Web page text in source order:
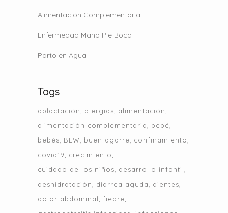
Alimentación Complementaria
Enfermedad Mano Pie Boca
Parto en Agua
Tags
ablactación alergias
alimentación
alimentación complementaria
bebé
bebés
BLW buen agarre
confinamiento
covid19
crecimiento
cuidado de los niños
desarrollo infantil
deshidratación
diarrea aguda
dientes
dolor abdominal
fiebre